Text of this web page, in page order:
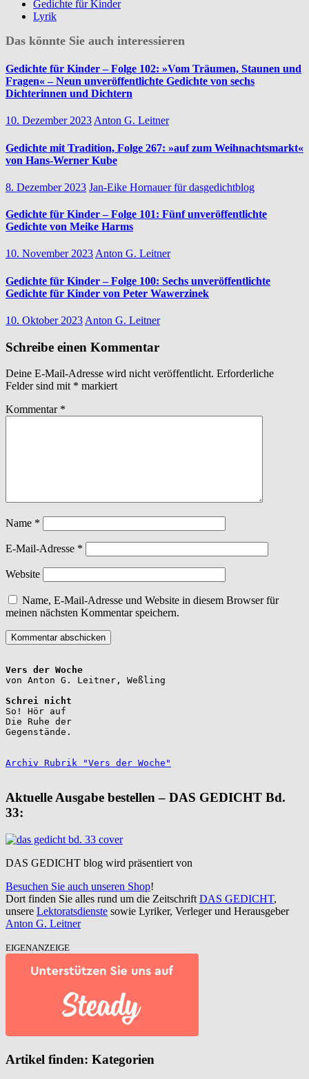
Gedichte für Kinder
Lyrik
Das könnte Sie auch interessieren
Gedichte für Kinder – Folge 102: »Vom Träumen, Staunen und
Fragen« – Neun unveröffentlichte Gedichte von sechs
Dichterinnen und Dichtern
10. Dezember 2023 Anton G. Leitner
Gedichte mit Tradition, Folge 267: »auf zum Weihnachtsmarkt«
von Hans-Werner Kube
8. Dezember 2023 Jan-Eike Hornauer für dasgedichtblog
Gedichte für Kinder – Folge 101: Fünf unveröffentlichte
Gedichte von Meike Harms
10. November 2023Anton G. Leitner
Gedichte für Kinder – Folge 100: Sechs unveröffentlichte
Gedichte für Kinder von Peter Wawerzinek
10. Oktober 2023 Anton G. Leitner
Schreibe einen Kommentar
Deine E-Mail-Adresse wird nicht veröffentlicht. Erforderliche
Felder sind mit * markiert
Kommentar *
Name *
E-Mail-Adresse *
Website
Name, E-Mail-Adresse und Website in diesem Browser für
meinen nächsten Kommentar speichern.
Vers der Woche
Schrei nicht
So! Hör auf
Die Ruhe der
Gegenstände.
Archiv Rubrik "Vers der Woche"
Aktuelle Ausgabe bestellen – DAS GEDICHT Bd.
33:
DAS GEDICHT blog wird präsentiert von
Besuchen Sie auch unseren Shop!
Dort finden Sie alles rund um die Zeitschrift DAS GEDICHT,
unsere Lektoratsdienste sowie Lyriker, Verleger und Herausgeber
Anton G. Leitner
EIGENANZEIGE
Artikel finden: Kategorien